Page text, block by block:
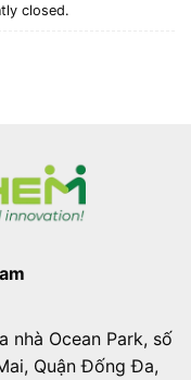
closed.
Ocean Park, số
Quận Đống Đa,